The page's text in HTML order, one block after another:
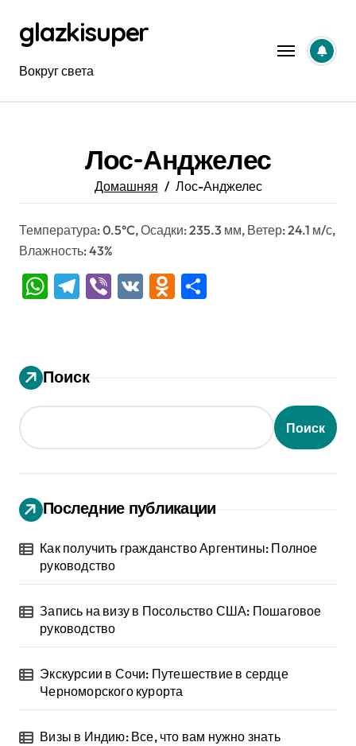
содержанию
glazkisuper
Вокруг света
Лос-Анджелес
Домашняя Лос-Анджелес
Температура: 0.5°C, Осадки: 235.3 мм, Ветер: 24.1 м/с,
Влажность: 43%
WhatsApp
Telegram
Viber
VK Odnoklassniki
Поиск
Поиск
Последние публикации
Как получить гражданство Аргентины: Полное
руководство
Запись на визу в Посольство США: Пошаговое
руководство
Экскурсии в Сочи: Путешествие в сердце
Черноморского курорта
Визы в Индию: Все, что вам нужно знать